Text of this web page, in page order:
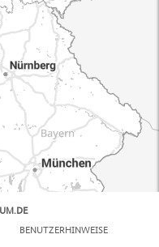
BENUTZERHINWEISE